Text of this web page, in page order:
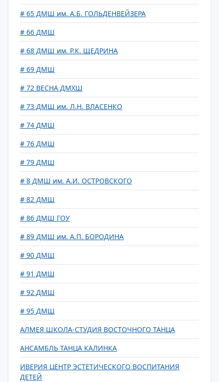
# 65 ДМШ им. А.Б. ГОЛЬДЕНВЕЙЗЕРА
# 66 ДМШ
# 68 ДМШ им. Р.К. ЩЕДРИНА
# 69 ДМШ
# 72 ВЕСНА ДМХШ
# 73 ДМШ им. Л.Н. ВЛАСЕНКО
# 74 ДМШ
# 76 ДМШ
# 79 ДМШ
# 8 ДМШ им. А.И. ОСТРОВСКОГО
# 82 ДМШ
# 86 ДМШ ГОУ
# 89 ДМШ им. А.П. БОРОДИНА
# 90 ДМШ
# 91 ДМШ
# 92 ДМШ
# 95 ДМШ
АЛМЕЯ ШКОЛА-СТУДИЯ ВОСТОЧНОГО ТАНЦА
АНСАМБЛЬ ТАНЦА КАЛИНКА
ИВЕРИЯ ЦЕНТР ЭСТЕТИЧЕСКОГО ВОСПИТАНИЯ
ДЕТЕЙ